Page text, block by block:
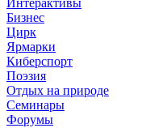
Интерактивы
Бизнес
Цирк
Ярмарки
Киберспорт
Поэзия
Отдых на природе
Семинары
Форумы